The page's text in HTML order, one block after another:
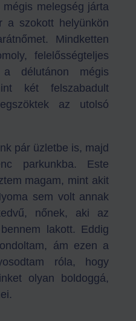
melegség járta
a szokott helyünkön
Mindketten
felelősségteljes
délutánon mégis
két felszabadult
az utolsó
pár üzletbe is, majd
parkunkba. Este
magam, mint akit
sem volt annak
nőnek, aki az
lakott. Eddig
ám ezen a
róla, hogy
olyan boldoggá,